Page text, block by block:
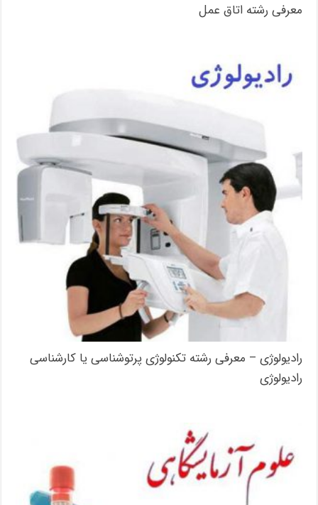
معرفی رشته اتاق عمل
رادیولوژی – معرفی رشته تکنولوژی پرتوشناسی یا کارشناسی
رادیولوژی